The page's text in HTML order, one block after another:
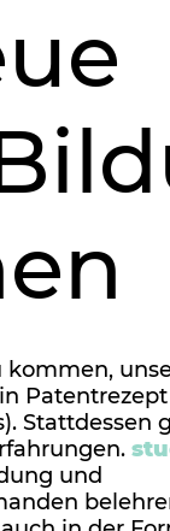
Stattdessen
und